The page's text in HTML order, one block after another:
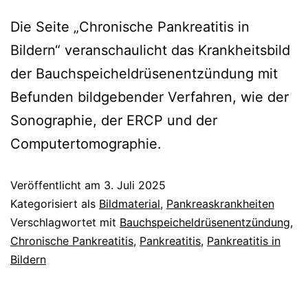
Die Seite „Chronische Pankreatitis in
Bildern“ veranschaulicht das Krankheitsbild
der Bauchspeicheldrüsenentzündung mit
Befunden bildgebender Verfahren, wie der
Sonographie, der ERCP und der
Computertomographie.
Veröffentlicht am 3. Juli 2025
Kategorisiert als Bildmaterial, Pankreaskrankheiten
Verschlagwortet mit Bauchspeicheldrüsenentzündung,
Chronische Pankreatitis, Pankreatitis, Pankreatitis in
Bildern